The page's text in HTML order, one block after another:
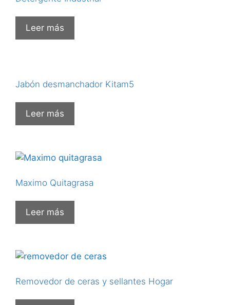
Leer más
Jabón desmanchador Kitam5
Leer más
Maximo Quitagrasa
Leer más
Removedor de ceras y sellantes Hogar